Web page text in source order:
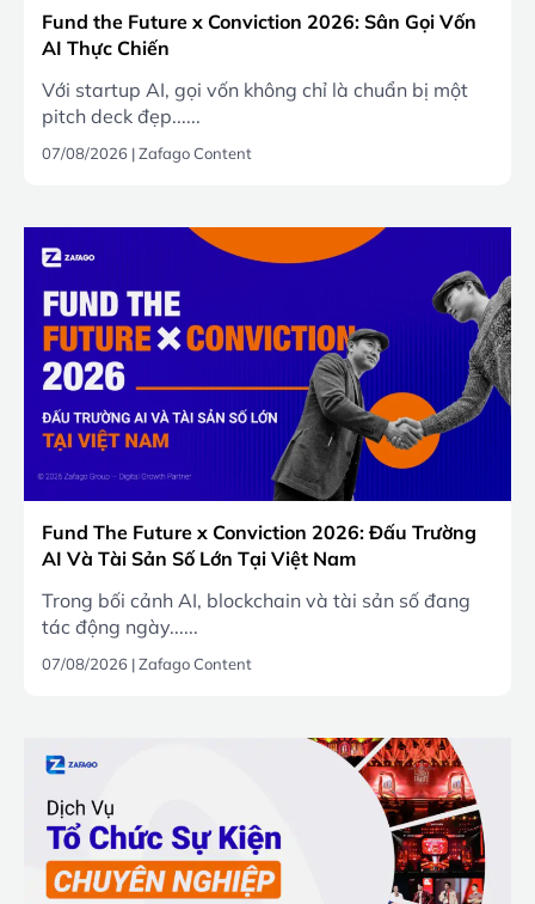
Fund the Future x Conviction 2026: Sân Gọi Vốn
AI Thực Chiến
Với startup AI, gọi vốn không chỉ là chuẩn bị một
pitch deck đẹp......
07/08/2026 |Zafago Content
Fund The Future x Conviction 2026: Đấu Trường
AI Và Tài Sản Số Lớn Tại Việt Nam
Trong bối cảnh AI, blockchain và tài sản số đang
tác động ngày......
07/08/2026 |Zafago Content